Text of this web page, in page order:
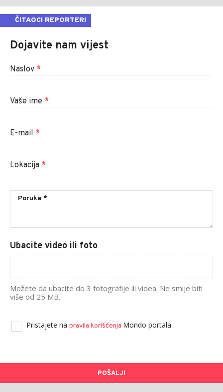
ČITAOCI REPORTERI
Dojavite nam vijest
Naslov *
Vaše ime *
E-mail *
Lokacija *
Ubacite video ili foto
Možete da ubacite do 3 fotografije ili videa. Ne smije biti
više od 25 MB.
Pristajete na pravila korišćenja Mondo portala.
POŠALJI